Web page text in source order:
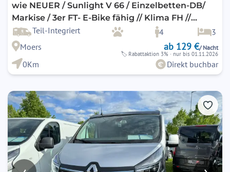
wie NEUER / Sunlight V 66 / Einzelbetten-DB/
Markise / 3er FT- E-Bike fähig // Klima FH //
optional Klima im Wohnbereich !
Teil-Integriert 4
3
Moers
ab 129 €/ Nacht
🏷 Rabattaktion 3% · nur bis 01.11.2026
0Km Direkt buchbar